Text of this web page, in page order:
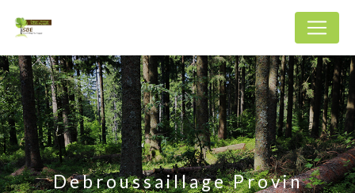
Debroussaillage Provin